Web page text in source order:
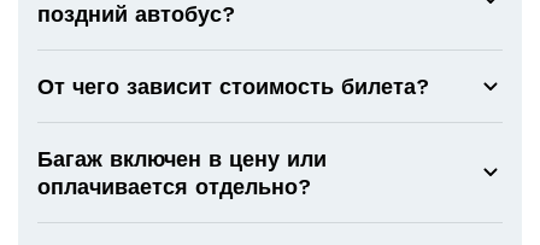
поздний автобус?
От чего зависит стоимость билета?
Багаж включен в цену или
оплачивается отдельно?